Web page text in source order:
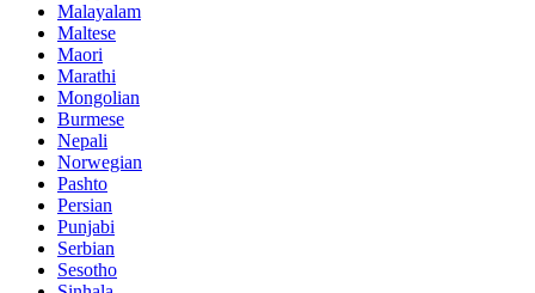
Malayalam
Maltese
Maori
Marathi
Mongolian
Burmese
Nepali
Norwegian
Pashto
Persian
Punjabi
Serbian
Sesotho